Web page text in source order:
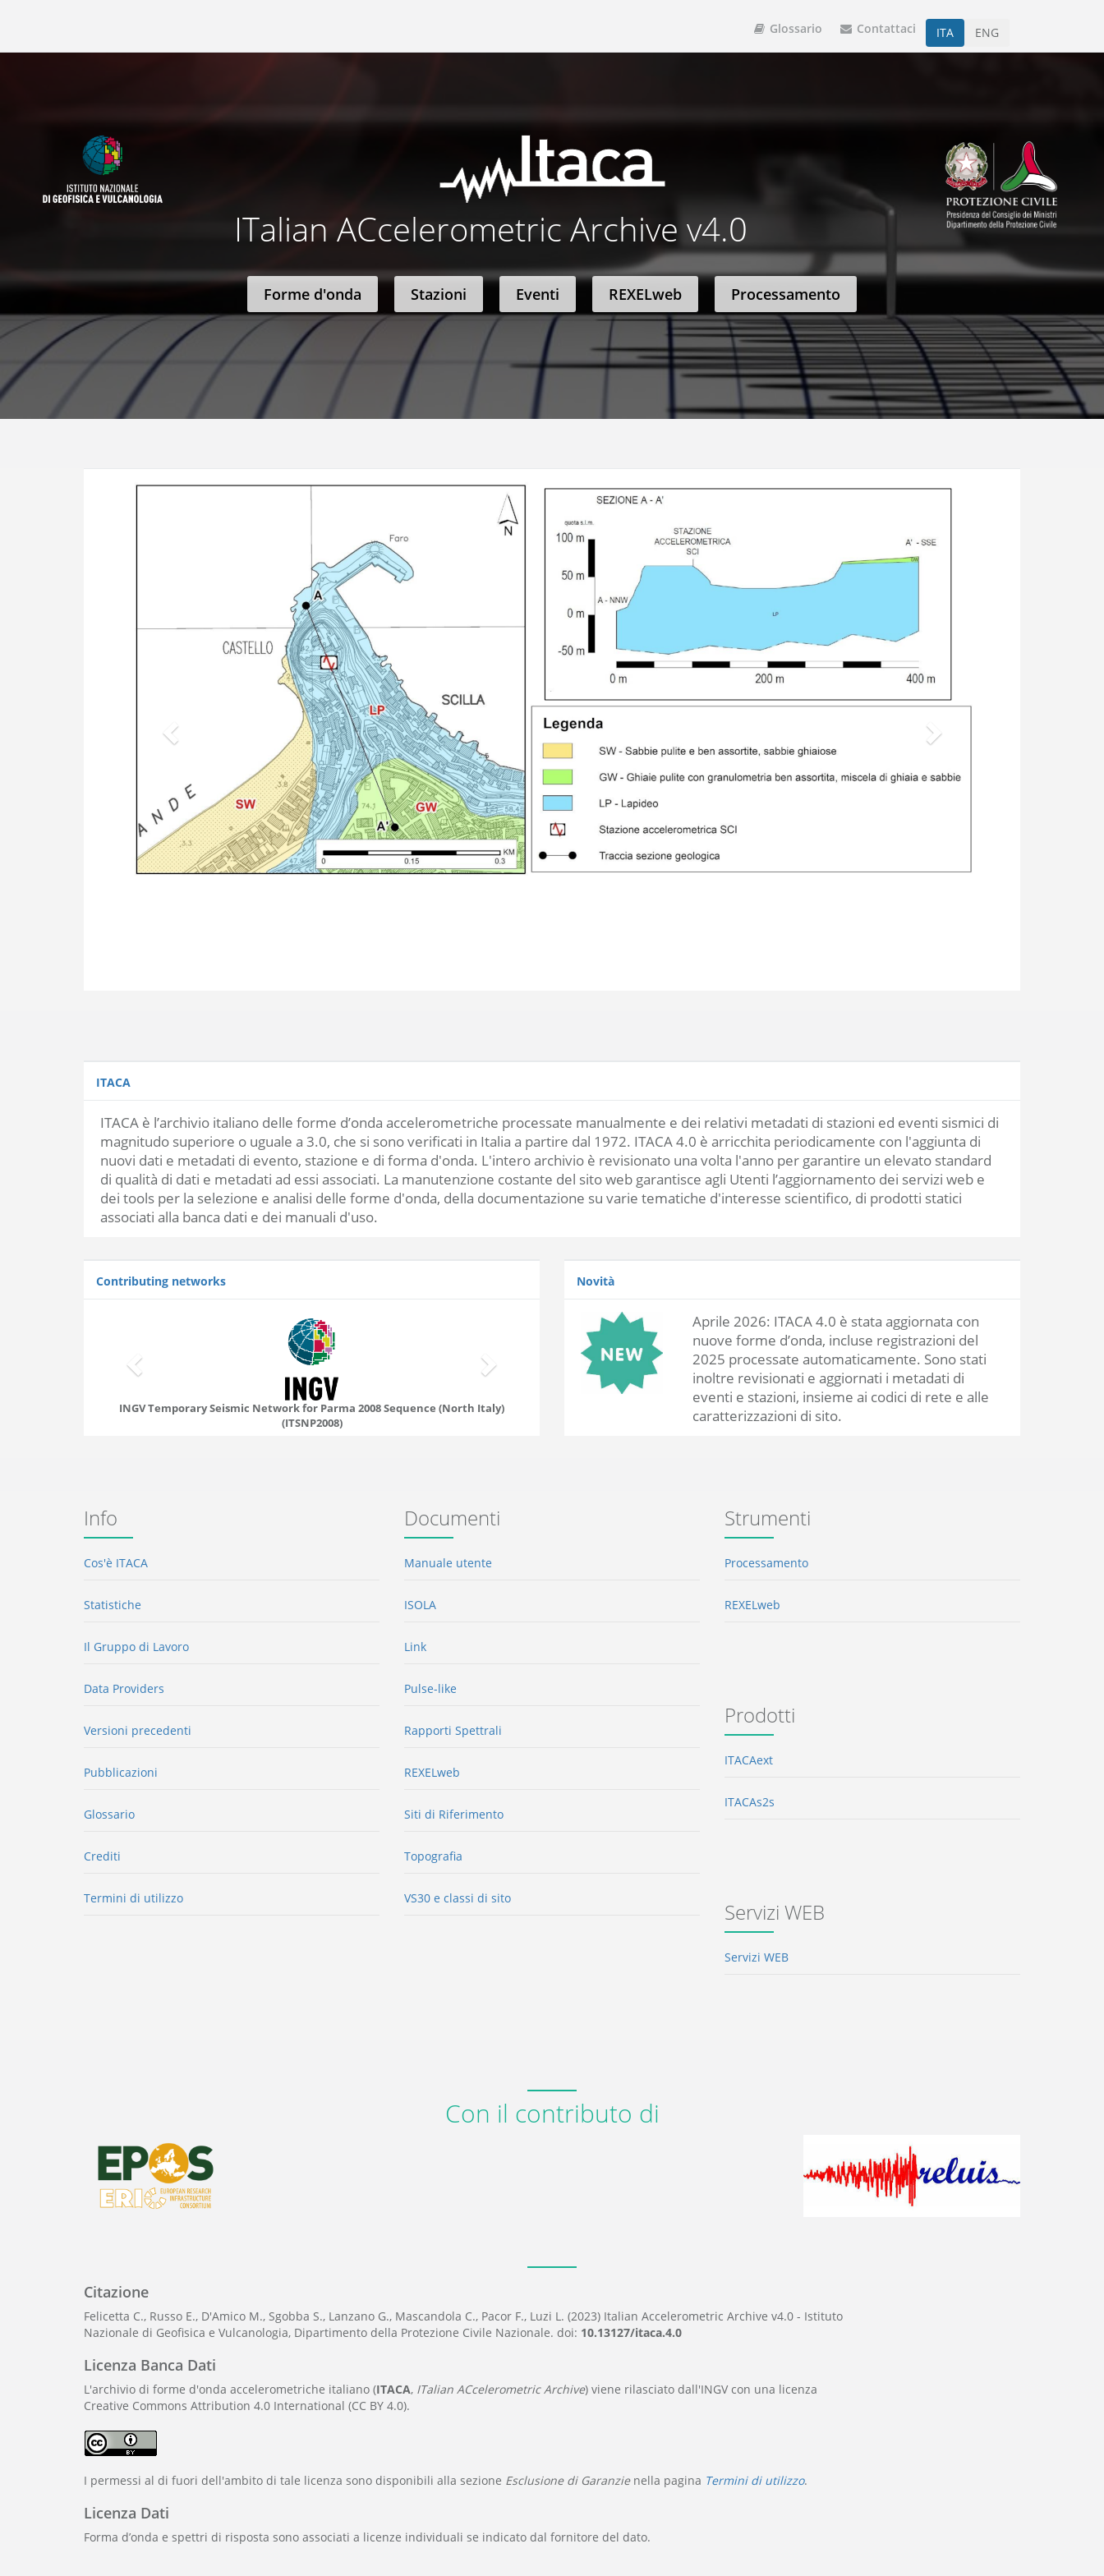
Glossario Contattaci ITA ENG
ITalian ACcelerometric Archive v4.0
Forme d'onda Stazioni Eventi REXELweb Processamento
ITACA
ITACA è l’archivio italiano delle forme d’onda accelerometriche processate manualmente e dei relativi metadati di stazioni ed eventi sismici di
magnitudo superiore o uguale a 3.0, che si sono verificati in Italia a partire dal 1972. ITACA 4.0 è arricchita periodicamente con l'aggiunta di
nuovi dati e metadati di evento, stazione e di forma d'onda. L'intero archivio è revisionato una volta l'anno per garantire un elevato standard
di qualità di dati e metadati ad essi associati. La manutenzione costante del sito web garantisce agli Utenti l’aggiornamento dei servizi web e
dei tools per la selezione e analisi delle forme d'onda, della documentazione su varie tematiche d'interesse scientifico, di prodotti statici
associati alla banca dati e dei manuali d'uso.
Contributing networks
INGV Temporary Seismic Network for Parma 2008 Sequence (North Italy)
(ITSNP2008)
Novità
Aprile 2026: ITACA 4.0 è stata aggiornata con
nuove forme d’onda, incluse registrazioni del
2025 processate automaticamente. Sono stati
inoltre revisionati e aggiornati i metadati di
eventi e stazioni, insieme ai codici di rete e alle
caratterizzazioni di sito.
Info
Cos'è ITACA
Statistiche
Il Gruppo di Lavoro
Data Providers
Versioni precedenti
Pubblicazioni
Glossario
Crediti
Termini di utilizzo
Documenti
Manuale utente
ISOLA
Link
Pulse-like
Rapporti Spettrali
REXELweb
Siti di Riferimento
Topografia
VS30 e classi di sito
Strumenti
Processamento
REXELweb
Prodotti
ITACAext
ITACAs2s
Servizi WEB
Servizi WEB
Con il contributo di
Citazione
Felicetta C., Russo E., D'Amico M., Sgobba S., Lanzano G., Mascandola C., Pacor F., Luzi L. (2023) Italian Accelerometric Archive v4.0 - Istituto
Nazionale di Geofisica e Vulcanologia, Dipartimento della Protezione Civile Nazionale. doi: 10.13127/itaca.4.0
Licenza Banca Dati
L'archivio di forme d'onda accelerometriche italiano (ITACA, ITalian ACcelerometric Archive) viene rilasciato dall'INGV con una licenza
Creative Commons Attribution 4.0 International (CC BY 4.0).
I permessi al di fuori dell'ambito di tale licenza sono disponibili alla sezione Esclusione di Garanzienella pagina Termini di utilizzo.
Licenza Dati
Forma d’onda e spettri di risposta sono associati a licenze individuali se indicato dal fornitore del dato.